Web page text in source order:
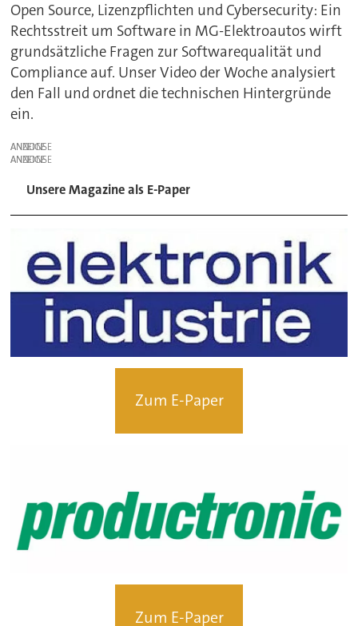
Open Source, Lizenzpflichten und Cybersecurity: Ein
Rechtsstreit um Software in MG-Elektroautos wirft
grundsätzliche Fragen zur Softwarequalität und
Compliance auf. Unser Video der Woche analysiert
den Fall und ordnet die technischen Hintergründe
ein.
ANZEIGE
ANZEIGE
Unsere Magazine als E-Paper
Zum E-Paper
Zum E-Paper